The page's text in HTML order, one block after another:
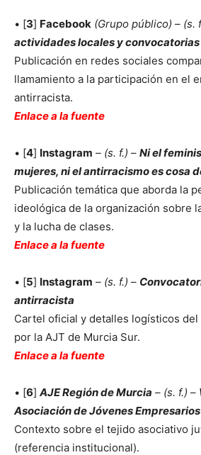
• [3] Facebook (Grupo público) – (s.
actividades locales y convocatorias
Publicación en redes sociales
llamamiento a la participación en el
antirracista.
Enlace a la fuente
• [4] Instagram – (s. f.) – Ni el
mujeres, ni el antirracismo es cosa
Publicación temática que aborda la
ideológica de la organización sobre
y la lucha de clases.
Enlace a la fuente
• [5] Instagram – (s. f.) –
antirracista
Cartel oficial y detalles logísticos
por la AJT de Murcia Sur.
Enlace a la fuente
• [6] AJE Región de Murcia – (s. f.) –
Asociación de Jóvenes Empresarios
Contexto sobre el tejido asociativo
(referencia institucional).